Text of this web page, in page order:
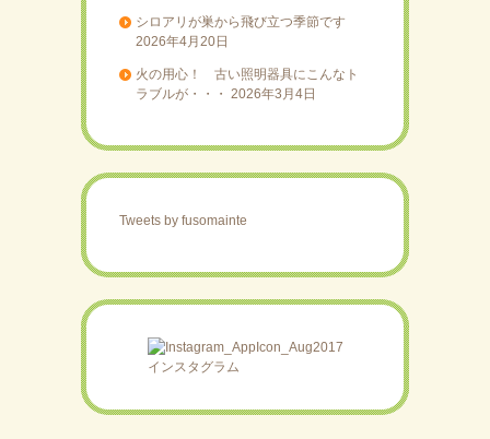
シロアリが巣から飛び立つ季節です
2026年4月20日
火の用心！ 古い照明器具にこんなト
ラブルが・・・ 2026年3月4日
Tweets by fusomainte
インスタグラム